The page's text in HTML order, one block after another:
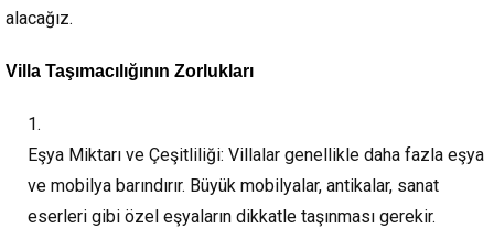
alacağız.
Villa Taşımacılığının Zorlukları
Eşya Miktarı ve Çeşitliliği: Villalar genellikle daha fazla eşya
ve mobilya barındırır. Büyük mobilyalar, antikalar, sanat
eserleri gibi özel eşyaların dikkatle taşınması gerekir.